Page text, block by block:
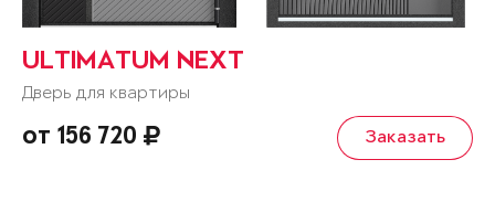
ULTIMATUM NEXT
Дверь для квартиры
от 156 720 Заказать